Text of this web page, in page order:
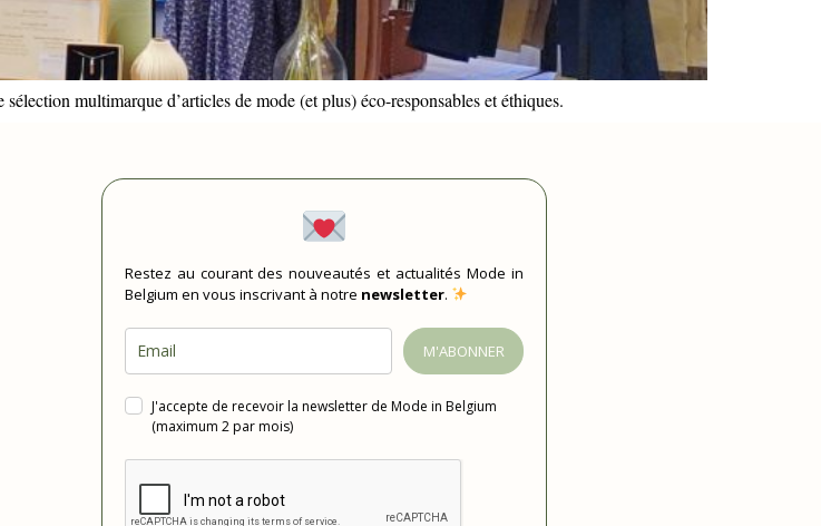
multimarque d’articles de mode (et plus) éco-responsables et éthiques.
Restez au courant des nouveautés et actualités Mode in
Belgium en vous inscrivant à notre newsletter.
M'ABONNER
J'accepte de recevoir la newsletter de Mode in Belgium
(maximum 2 par mois)